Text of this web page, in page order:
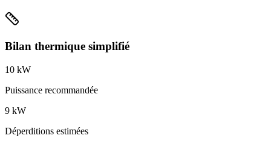
Bilan thermique simplifié
10 kW
Puissance recommandée
9 kW
Déperditions estimées